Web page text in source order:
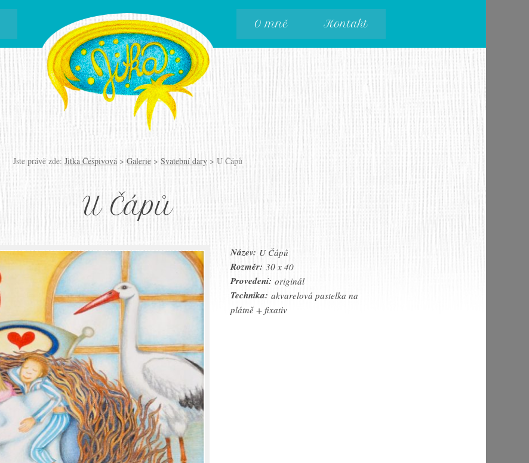
O mně Kontakt
Jste právě zde: Jitka Češpivová > Galerie > Svatební dary > U Čápů
U Čápů
Název: U Čápů
Rozměr: 30 x 40
Provedení: originál
Technika: akvarelová pastelka na
plátně + fixativ